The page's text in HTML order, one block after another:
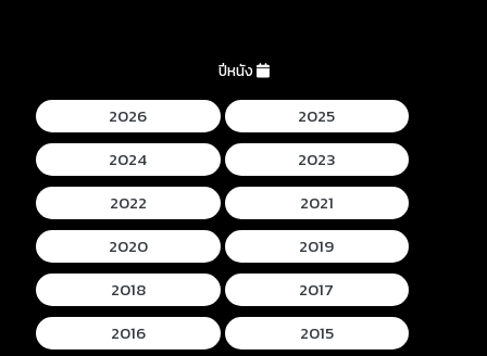
ปีหนัง
2026
2025
2024
2023
2022
2021
2020
2019
2018
2017
2016
2015